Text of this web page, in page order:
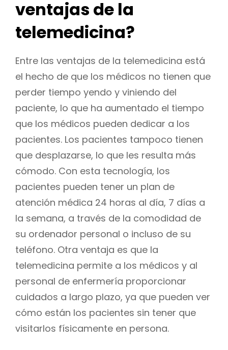
ventajas de la
telemedicina?
Entre las ventajas de la telemedicina está
el hecho de que los médicos no tienen que
perder tiempo yendo y viniendo del
paciente, lo que ha aumentado el tiempo
que los médicos pueden dedicar a los
pacientes. Los pacientes tampoco tienen
que desplazarse, lo que les resulta más
cómodo. Con esta tecnología, los
pacientes pueden tener un plan de
atención médica 24 horas al día, 7 días a
la semana, a través de la comodidad de
su ordenador personal o incluso de su
teléfono. Otra ventaja es que la
telemedicina permite a los médicos y al
personal de enfermería proporcionar
cuidados a largo plazo, ya que pueden ver
cómo están los pacientes sin tener que
visitarlos físicamente en persona.